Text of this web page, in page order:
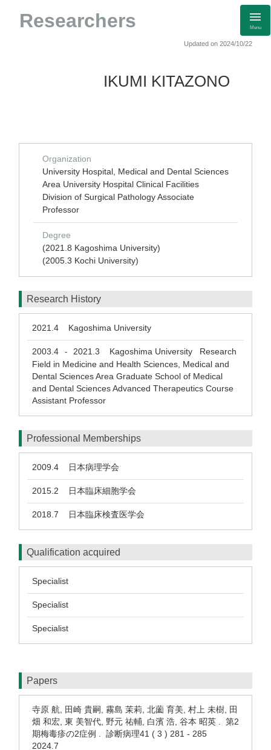
Researchers Menu
Updated on 2024/10/22
IKUMI KITAZONO
Organization
University Hospital, Medical and Dental Sciences
Area University Hospital Clinical Facilities
Division of Surgical Pathology Associate
Professor
Degree
(2021.8 Kagoshima University)
(2005.3 Kochi University)
Research History
2021.4 Kagoshima University
2003.4 - 2021.3 Kagoshima University Research
Field in Medicine and Health Sciences, Medical and
Dental Sciences Area Graduate School of Medical
and Dental Sciences Advanced Therapeutics Course
Assistant Professor
Professional Memberships
2009.4 日本病理学会
2015.2 日本臨床細胞学会
2018.7 日本臨床検査医学会
Qualification acquired
Specialist
Specialist
Specialist
Papers
寺原 航, 田崎 貴嗣, 霧島 茉莉, 北薗 育美, 村上 未樹, 田
畑 和宏, 東 美智代, 野元 祐輔, 白濱 浩, 谷本 昭英 . 第2
期梅毒疹の2症例 . 診断病理41 ( 3 ) 281 - 285
2024.7